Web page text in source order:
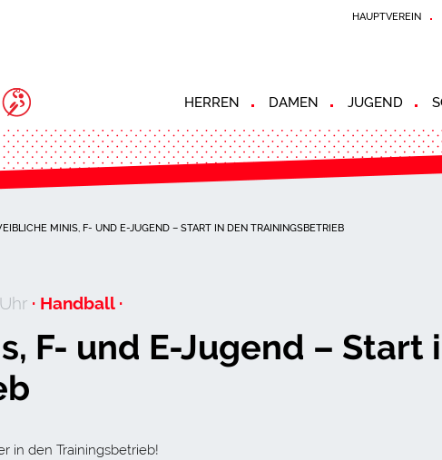
HAUPTVEREIN
HERREN DAMEN JUGEND
MINIS, F- UND E-JUGEND – START IN DEN TRAININGSBETRIEB
· Handball ·
F- und E-Jugend – Start
in den Trainingsbetrieb!